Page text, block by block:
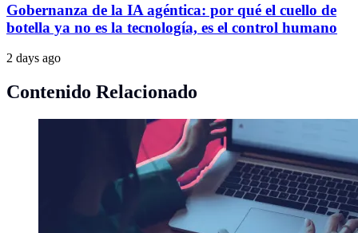
Gobernanza de la IA agéntica: por qué el cuello de
botella ya no es la tecnología, es el control humano
2 days ago
Contenido Relacionado